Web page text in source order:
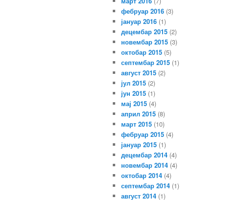
фебруар 2016 (3)
јануар 2016 (1)
децембар 2015 (2)
новембар 2015 (3)
октобар 2015 (5)
септембар 2015 (1)
август 2015 (2)
јул 2015 (2)
јун 2015 (1)
мај 2015 (4)
април 2015 (8)
март 2015 (10)
фебруар 2015 (4)
јануар 2015 (1)
децембар 2014 (4)
новембар 2014 (4)
октобар 2014 (4)
септембар 2014 (1)
август 2014 (1)